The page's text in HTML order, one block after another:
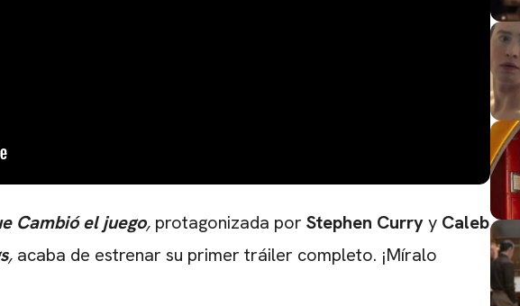
Cambió el juego, protagonizada por Stephen Curryy Caleb
, acaba de estrenar su primer tráiler completo. ¡Míralo